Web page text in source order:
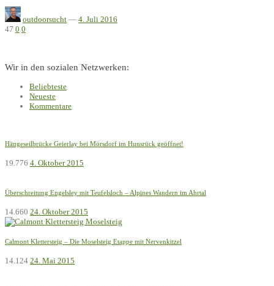
outdoorsucht — 4. Juli 2016
47 0 0
Wir in den sozialen Netzwerken:
Beliebteste
Neueste
Kommentare
Hängeseilbrücke Geierlay bei Mörsdorf im Hunsrück geöffnet!
19.776 4. Oktober 2015
Überschreitung Engelsley mit Teufelsloch – Alpines Wandern im Ahrtal
14.660 24. Oktober 2015
Calmont Klettersteig – Die Moselsteig Etappe mit Nervenkitzel
14.124 24. Mai 2015